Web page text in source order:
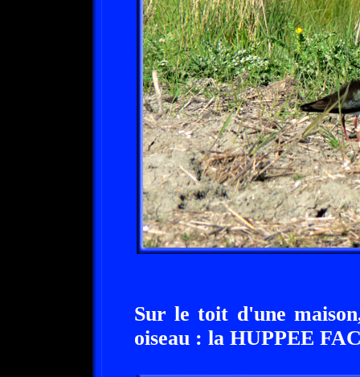
Sur le toit d'une
oiseau : la HUPPEE